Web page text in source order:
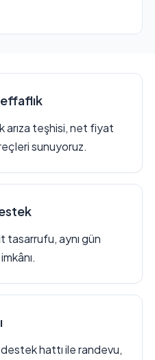
arıza teşhisi, net fiyat
sunuyoruz.
tasarrufu, aynı gün
hattı ile randevu,